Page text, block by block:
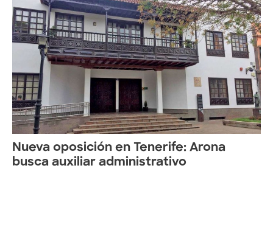
Nueva oposición en Tenerife: Arona
busca auxiliar administrativo